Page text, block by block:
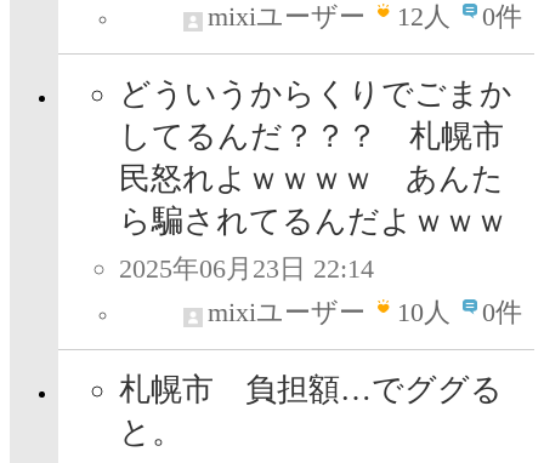
mixiユーザー
12人 0件
どういうからくりでごまか
してるんだ？？？ 札幌市
民怒れよｗｗｗｗ あんた
ら騙されてるんだよｗｗｗ
2025年06月23日 22:14
mixiユーザー
10人 0件
札幌市 負担額…でググる
と。